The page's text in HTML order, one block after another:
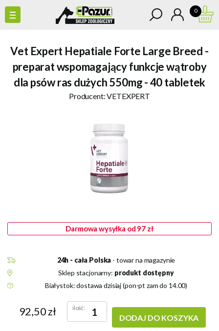
0
Vet Expert Hepatiale Forte Large Breed -
preparat wspomagający funkcje wątroby
dla psów ras dużych 550mg - 40 tabletek
Producent:VETEXPERT
Darmowa wysyłka od 97 zł
24h - cała Polska - towar na magazynie
Sklep stacjonarny: produkt dostępny
Białystok: dostawa dzisiaj (pon-pt zam do 14.00)
92,50 zł ilość:
DODAJ DO KOSZYKA